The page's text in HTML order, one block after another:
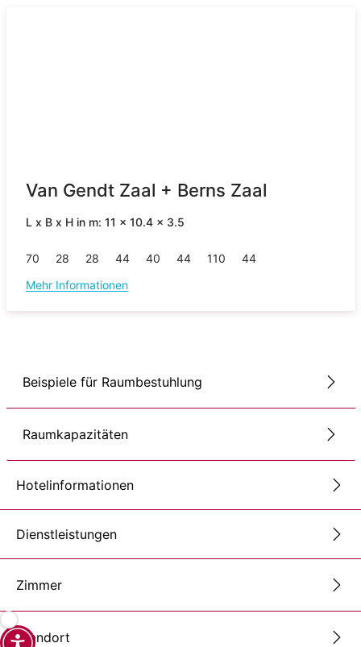
Van Gendt Zaal + Berns Zaal
L x B x H in m: 11 x 10.4 x 3.5
70 28 28 44 40 44 110
44
Mehr Informationen
Beispiele für Raumbestuhlung
Raumkapazitäten
Hotelinformationen
Dienstleistungen
Zimmer
Standort